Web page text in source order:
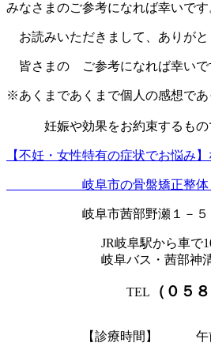
みなさまのご参考になれば幸いです
お読みいただきまして、ありがと
皆さまの ご参考になれば幸いで
※あくまであくまで個人の感想であ
妊娠や効果をお約束するもので
【不妊・女性特有の症状でお悩み
岐阜市の骨盤矯正整体「
岐阜市茜部野瀬１－５
JR岐阜駅から車で10
岐阜バス・茜部神清寺バ
TEL （０５
【診療時間】 午前９：